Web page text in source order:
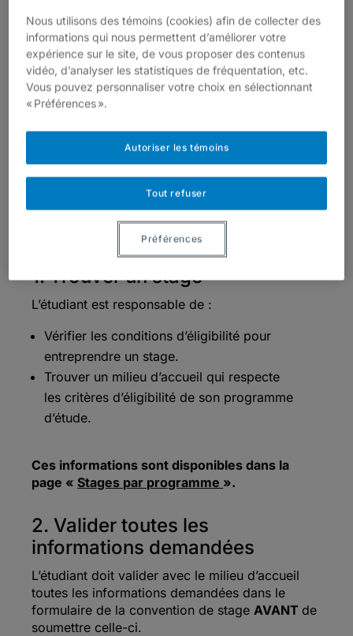
l’aspect déontologique. Les détails du
double seuil de réussite sont expliqués
dans la Politique 7 de l’ESG sur les
stages de l’ESG.
Étapes de signature
d’une convention de
stage
1. Trouver un stage
L’étudiant est responsable de :
Vérifier les conditions d’éligibilité pour
entreprendre un stage.
Trouver un milieu d’accueil qui respecte
les critères d’éligibilité de son programme
d’étude.
Ces informations sont disponibles dans la
page « Stages par programme ».
2. Valider toutes les
informations demandées
L’étudiant doit valider avec le milieu d’accueil
toutes les informations demandées dans le
formulaire de la convention de stage AVANT de
soumettre celle-ci.
Nous utilisons des témoins (cookies) afin de collecter des
informations qui nous permettent d’améliorer votre
expérience sur le site, de vous proposer des contenus
vidéo, d’analyser les statistiques de fréquentation, etc.
Vous pouvez personnaliser votre choix en sélectionnant
« Préférences ».
Tout refuser
Autoriser les témoins
Préférences